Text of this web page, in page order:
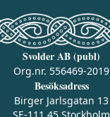
Svolder AB (publ)
Org.nr. 556469-2019
Besöksadress
Birger Jarlsgatan 13
SE-111 45 Stockholm